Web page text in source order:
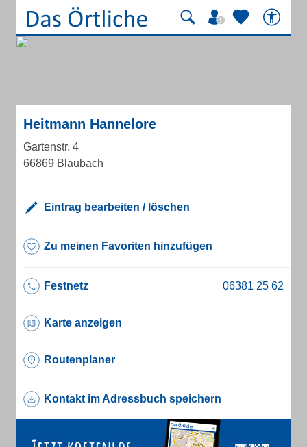
Heitmann Hannelore
Gartenstr. 4
66869 Blaubach
Eintrag bearbeiten / löschen
Zu meinen Favoriten hinzufügen
Festnetz
Karte anzeigen
Routenplaner
Kontakt im Adressbuch speichern